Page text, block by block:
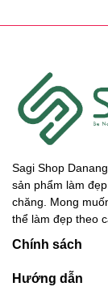
Sagi Shop
sản phẩm làm
chăng. Mong
thể làm đẹp theo
Chính sách
Hướng dẫn